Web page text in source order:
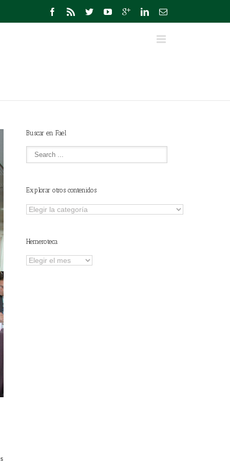
Buscar en Fael
Explorar otros contenidos
Explorar
Hemeroteca
Hemeroteca